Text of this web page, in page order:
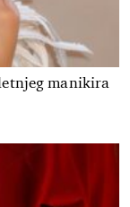
manikira